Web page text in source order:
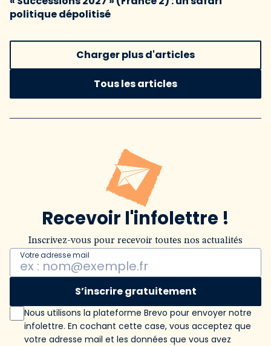
politique dépolitisé
Charger plus d'articles
Tous les articles
Recevoir l'infolettre !
Inscrivez-vous pour recevoir toutes nos actualités
Votre adresse mail
S’inscrire gratuitement
Nous utilisons la plateforme Brevo pour envoyer notre
infolettre. En cochant cette case, vous acceptez que
votre adresse mail et les données que vous avez